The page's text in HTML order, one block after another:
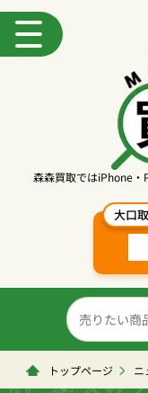
森森買取ではiPhone・
大口
トップページ ニ